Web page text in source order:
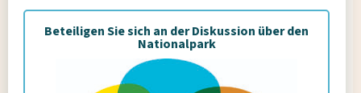
Beteiligen Sie sich an der Diskussion über den
Nationalpark